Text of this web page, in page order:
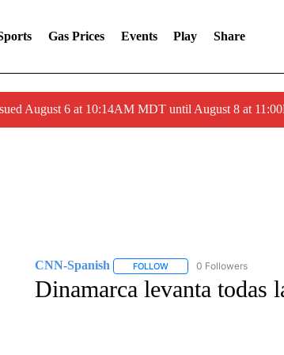
Gas Prices Events Play Share
August 6 at 10:14AM MDT until August 8 at
CNN-Spanish FOLLOWFOLLOW "CNN-SPANISH"
0 Followers
Dinamarca levanta todas